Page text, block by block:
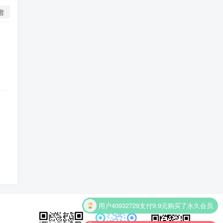
用户40932729支付9.9元购买了永久会员